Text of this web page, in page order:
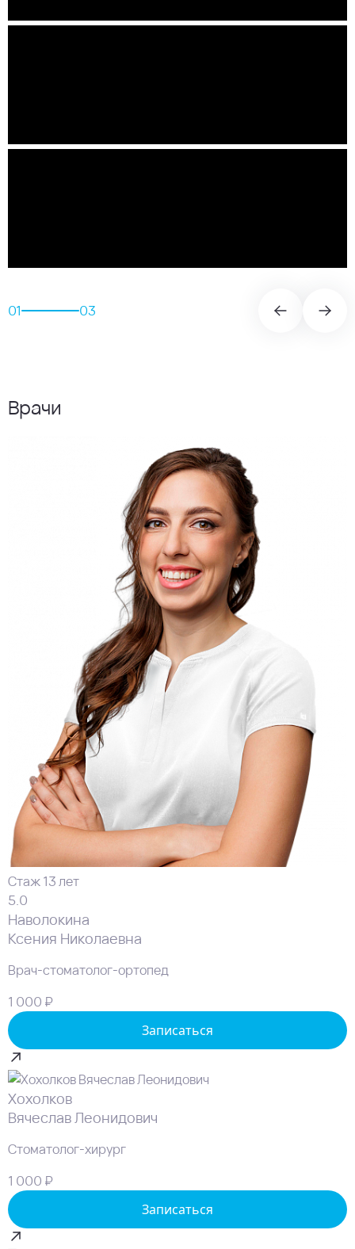
01 03
Врачи
Стаж 13 лет
5.0
Наволокина
Ксения Николаевна
Врач-стоматолог-ортопед
1 000 ₽
Записаться
Хохолков
Вячеслав Леонидович
Стоматолог-хирург
1 000 ₽
Записаться